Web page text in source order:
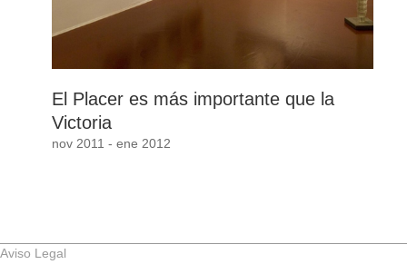
El Placer es más importante que la
Victoria
nov 2011 - ene 2012
Aviso Legal